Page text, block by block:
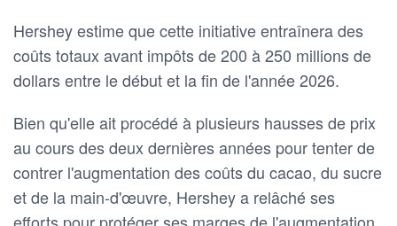
Hershey estime que cette initiative entraînera des
coûts totaux avant impôts de 200 à 250 millions de
dollars entre le début et la fin de l'année 2026.
Bien qu'elle ait procédé à plusieurs hausses de prix
au cours des deux dernières années pour tenter de
contrer l'augmentation des coûts du cacao, du sucre
et de la main-d'œuvre, Hershey a relâché ses